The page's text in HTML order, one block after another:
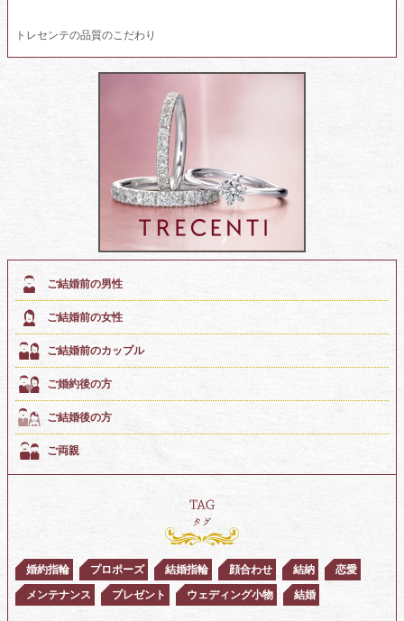
トレセンテの品質のこだわり
ご結婚前の男性
ご結婚前の女性
ご結婚前のカップル
ご婚約後の方
ご結婚後の方
ご両親
婚約指輪 プロポーズ 結婚指輪 顔合わせ 結納
恋愛
メンテナンス
プレゼント ウェディング小物 結婚